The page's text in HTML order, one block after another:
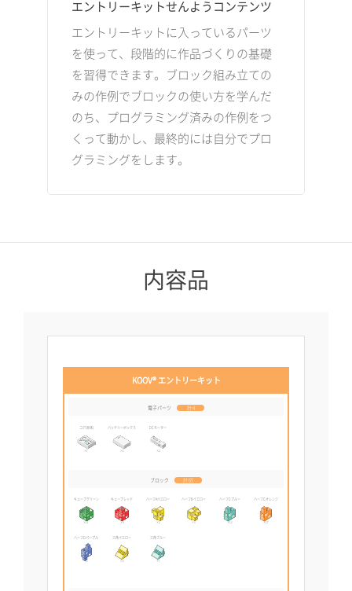
エントリーキットせんようコンテンツ
エントリーキットに入っているパーツ
を使って、段階的に作品づくりの基礎
を習得できます。ブロック組み立ての
みの作例でブロックの使い方を学んだ
のち、プログラミング済みの作例をつ
くって動かし、最終的には自分でプロ
グラミングをします。
内容品
KOOV® エントリーキット
電子パーツ 計 4
コア(本体)
×1
バッテリーボックス
×1
DCモーター
×2
ブロック 計 65
キューブグリーン
×11
キューブレッド
×9
ハーフAイエロー
×2
ハーフBイエロー
×3
ハーフCブルー ハーフCオレンジ
×17
ハーフDパープル
×2
三角イエロー
×2
三角ブルー
×7